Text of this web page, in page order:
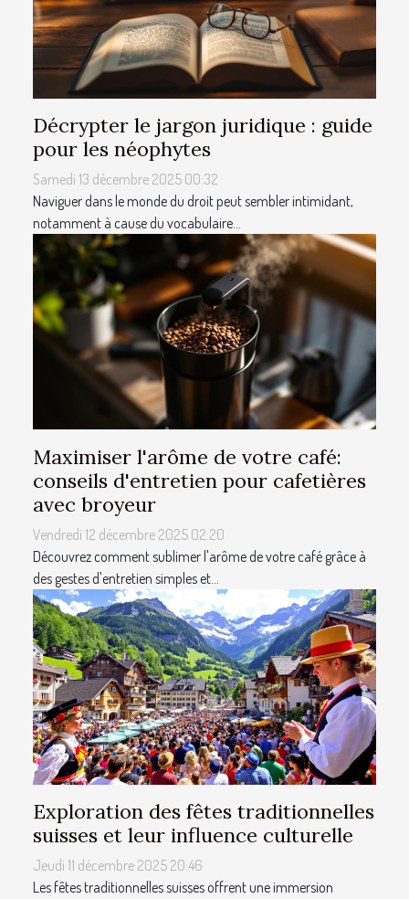
Décrypter le jargon juridique : guide
pour les néophytes
Samedi 13 décembre 2025 00:32
Naviguer dans le monde du droit peut sembler intimidant,
notamment à cause du vocabulaire...
Maximiser l'arôme de votre café:
conseils d'entretien pour cafetières
avec broyeur
Vendredi 12 décembre 2025 02:20
Découvrez comment sublimer l'arôme de votre café grâce à
des gestes d'entretien simples et...
Exploration des fêtes traditionnelles
suisses et leur influence culturelle
Jeudi 11 décembre 2025 20:46
Les fêtes traditionnelles suisses offrent une immersion